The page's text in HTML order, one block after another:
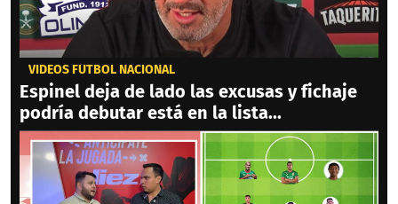
VIDEOS FÚTBOL NACIONAL
Espinel deja de lado las excusas y fichaje
podría debutar está en la lista...